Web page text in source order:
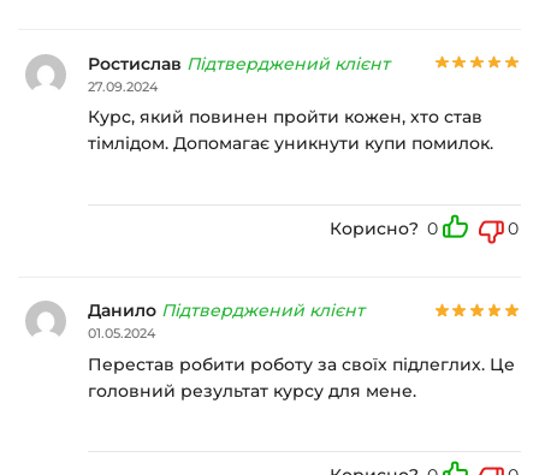
Ростислав Підтверджений клієнт
27.09.2024
Курс, який повинен пройти кожен, хто став
тімлідом. Допомагає уникнути купи помилок.
Корисно? 0 0
Данило Підтверджений клієнт
01.05.2024
Перестав робити роботу за своїх підлеглих. Це
головний результат курсу для мене.